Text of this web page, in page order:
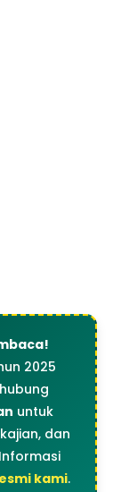
2025
untuk
dan
kami.